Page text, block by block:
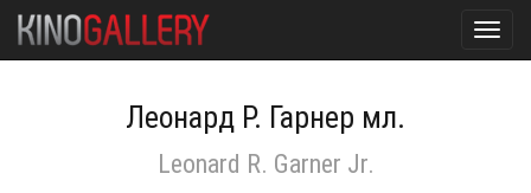
Леонард Р. Гарнер мл.
Leonard R. Garner Jr.